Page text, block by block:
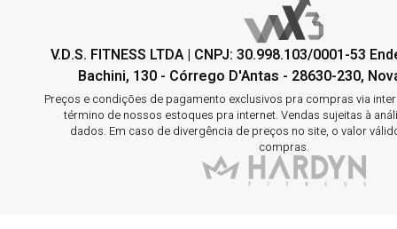
V.D.S. FITNESS LTDA | CNPJ: 30.998.103/0001-53
Bachini, 130 - Córrego D'Antas - 28630-230,
Preços e condições de pagamento exclusivos pra compras via
término de nossos estoques pra internet. Vendas sujeitas à
dados. Em caso de divergência de preços no site, o valor
compras.